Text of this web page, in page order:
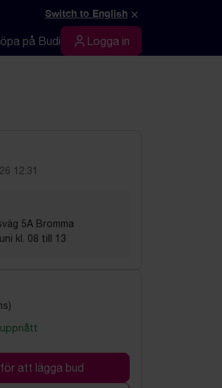
Switch to English ×
på Budi Logga in
Logga in
12:31
5A Bromma
kl. 08 till 13
att lägga bud